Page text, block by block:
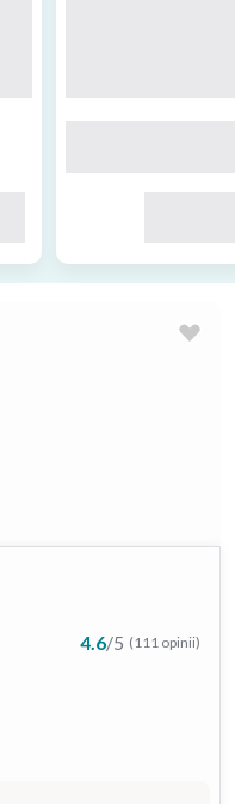
4.6/5 (111 opinii)